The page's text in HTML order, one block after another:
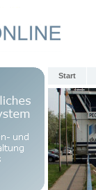
Start